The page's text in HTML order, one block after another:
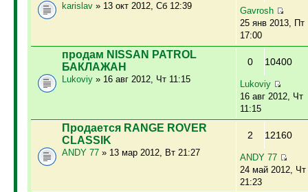
karislav» 13 окт 2012, Сб 12:39
Gavrosh
25 янв 2013, Пт
17:00
продам NISSAN PATROL
БАКЛАЖАН
Lukoviy» 16 авг 2012, Чт 11:15
0 10400
Lukoviy
16 авг 2012, Чт
11:15
Продается RANGE ROVER
CLASSIK
ANDY 77» 13 мар 2012, Вт 21:27
2 12160
ANDY 77
24 май 2012, Чт
21:23